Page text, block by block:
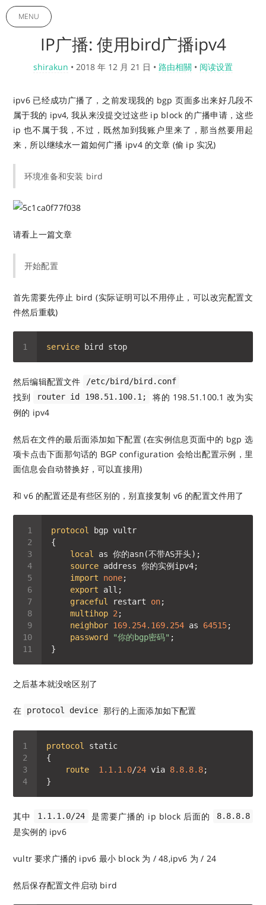
MENU
IP广播: 使用bird广播ipv4
shirakun • 2018 年 12 月 21 日 • 路由相關 • 阅读设置
ipv6 已经成功广播了，之前发现我的 bgp 页面多出来好几段不
属于我的 ipv4, 我从来没提交过这些 ip block 的广播申请，这些
ip 也不属于我，不过，既然加到我账户里来了，那当然要用起
来，所以继续水一篇如何广播 ipv4 的文章 (偷 ip 实况)
环境准备和安装 bird
请看上一篇文章
开始配置
首先需要先停止 bird (实际证明可以不用停止，可以改完配置文
件然后重载)
service
然后编辑配置文件 /etc/bird/bird.conf
找到 router id 198.51.100.1;
将的 198.51.100.1 改为实
例的 ipv4
然后在文件的最后面添加如下配置 (在实例信息页面中的 bgp 选
项卡点击下面那句话的 BGP configuration 会给出配置示例，里
面信息会自动替换好，可以直接用)
和 v6 的配置还是有些区别的，别直接复制 v6 的配置文件用了
protocol
local
source
import
none
export
graceful
restart on
multihop 2
neighbor 169.254.169.254 as 64515
password
"你的bgp密码"
之后基本就没啥区别了
在 protocol device 那行的上面添加如下配置
protocol
route
1.1.1.0/24 via 8.8.8.8
其中 1.1.1.0/24 是需要广播的 ip block 后面的 8.8.8.8
是实例的 ipv6
vultr 要求广播的 ipv6 最小 block 为 / 48,ipv6 为 / 24
然后保存配置文件启动 bird